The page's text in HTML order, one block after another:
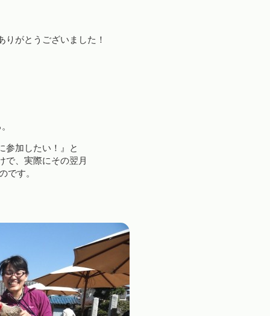
がとうございました！
参加したい！』と
で、実際にその翌月
です。